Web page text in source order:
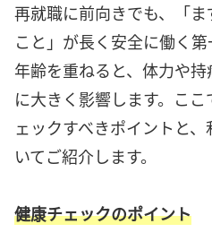
再就職に前向きでも、「
こと」が長く安全に働く第
年齢を重ねると、体力や
に大きく影響します。こ
ェックすべきポイントと
いてご紹介します。
健康チェックのポイント